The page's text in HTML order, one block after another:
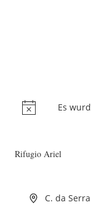
Es
Rifugio Ariel
C. da